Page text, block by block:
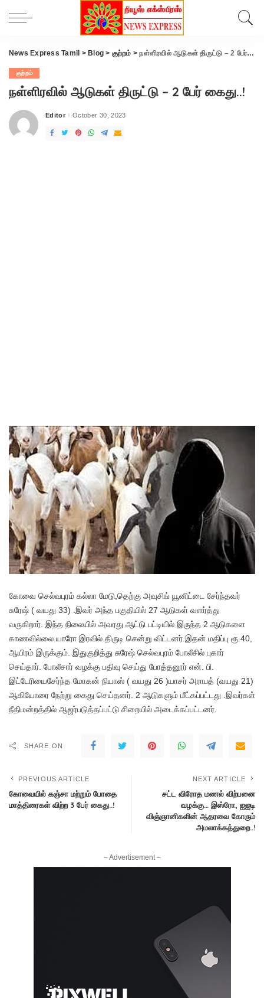
News Express Tamil > Blog > குற்றம் >நள்ளிரவில் ஆடுகள் திருட்டு – 2 பேர் கைது..!
குற்றம்
நள்ளிரவில் ஆடுகள் திருட்டு – 2 பேர் கைது..!
Posted
Editor October 30, 2023
கோவை செல்வபுரம் கல்லா மேடு,தெற்கு அவுசிங் யூனிட்டை சேர்ந்தவர்
சுரேஷ் ( வயது 33) .இவர் அந்த பகுதியில் 27 ஆடுகள் வளர்த்து
வருகிறார். இந்த நிலையில் அவரது ஆட்டு பட்டியில் இருந்த 2 ஆடுகளை
காணவில்லை.யாரோ இரவில் திருடி சென்று விட்டனர்.இதன் மதிப்பு ரூ.40,
ஆயிரம் இருக்கும். இதுகுறித்து சுரேஷ் செல்வபுரம் போலீசில் புகார்
செய்தார். போலீசார் வழக்கு பதிவு செய்து போத்தனூர் என். பி.
இட்டேரியைசேர்ந்த மோகன் நியாஸ் ( வயது 26 )யாசர் அராபத் (வயது 21)
ஆகியோரை நேற்று கைது செய்தனர். 2 ஆடுகளும் மீட்கப்பட்டது .இவர்கள்
நீதிமன்றத்தில் ஆஜர்படுத்தப்பட்டு சிறையில் அடைக்கப்பட்டனர்.
SHARE ON
PREVIOUS ARTICLE
கோவையில் கஞ்சா மற்றும் போதை
மாத்திரைகள் விற்ற 3 பேர் கைது..!
NEXT ARTICLE
சட்ட விரோத மணல் விற்பனை
வழக்கு… இஸ்ரோ, ஐஐடி
விஞ்ஞானிகளின் ஆதரவை கோரும்
அமலாக்கத்துறை..!
– Advertisement –